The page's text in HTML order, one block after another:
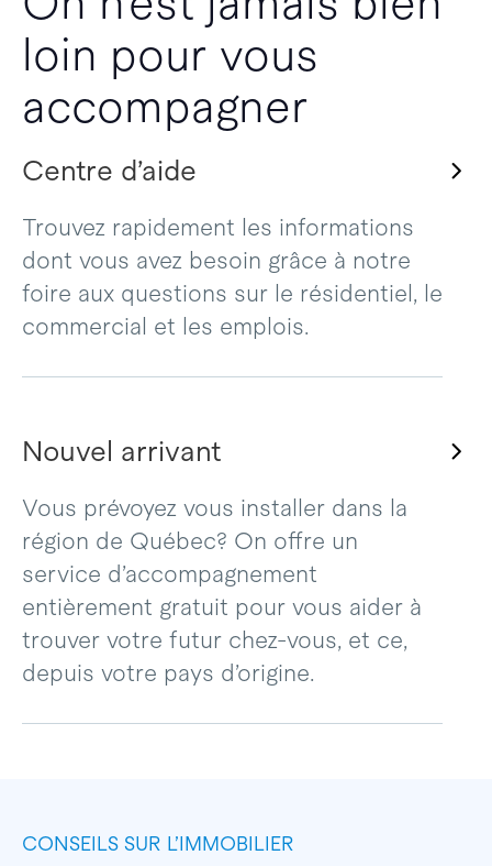
loin pour vous
accompagner
Centre d’aide
Trouvez rapidement les informations
dont vous avez besoin grâce à notre
foire aux questions sur le résidentiel, le
commercial et les emplois.
Nouvel arrivant
Vous prévoyez vous installer dans la
région de Québec? On offre un
service d’accompagnement
entièrement gratuit pour vous aider à
trouver votre futur chez-vous, et ce,
depuis votre pays d’origine.
CONSEILS SUR L’IMMOBILIER